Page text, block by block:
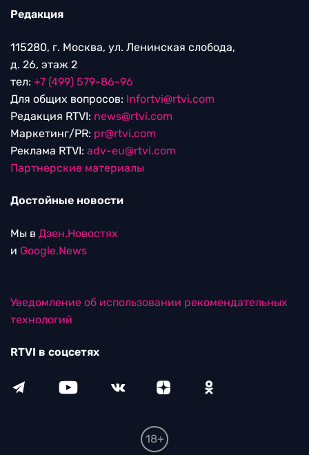
Редакция
115280, г. Москва, ул. Ленинская слобода,
д. 26, этаж 2
тел: +7 (499) 579-86-96
Для общих вопросов: Infortvi@rtvi.com
Редакция RTVI: news@rtvi.com
Маркетинг/PR: pr@rtvi.com
Реклама RTVI: adv-eu@rtvi.com
Партнерские материалы
Достойные новости
Мы в Дзен.Новостях
и Google.News
Уведомление об использовании рекомендательных
технологий
RTVI в соцсетях
18+